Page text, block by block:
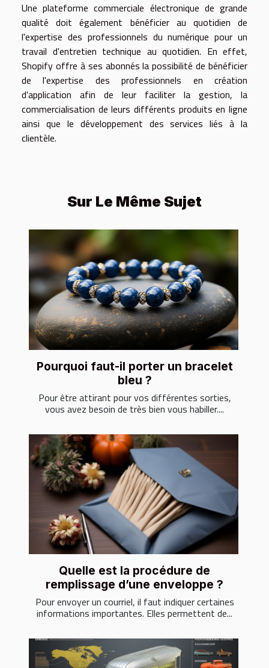
Une plateforme commerciale électronique de grande
qualité doit également bénéficier au quotidien de
l'expertise des professionnels du numérique pour un
travail d'entretien technique au quotidien. En effet,
Shopify offre à ses abonnés la possibilité de bénéficier
de l'expertise des professionnels en création
d'application afin de leur faciliter la gestion, la
commercialisation de leurs différents produits en ligne
ainsi que le développement des services liés à la
clientèle.
Sur Le Même Sujet
Pourquoi faut-il porter un bracelet
bleu ?
Pour être attirant pour vos différentes sorties,
vous avez besoin de très bien vous habiller....
Quelle est la procédure de
remplissage d’une enveloppe ?
Pour envoyer un courriel, il faut indiquer certaines
informations importantes. Elles permettent de...